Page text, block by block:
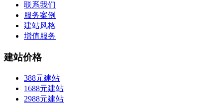
联系我们
服务案例
建站风格
增值服务
建站价格
388元建站
1688元建站
2988元建站